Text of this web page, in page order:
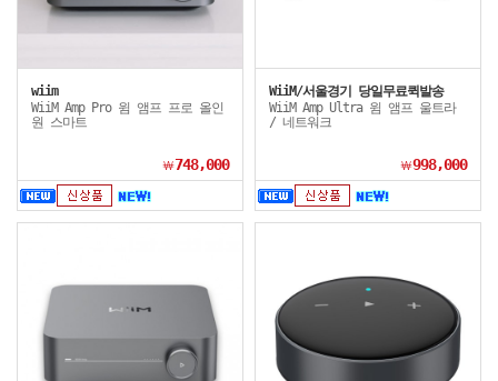
wiim
WiiM Amp Pro 윔 앰프 프로 올인
원 스마트
￦748,000
WiiM/서울경기 당일무료퀵발송
WiiM Amp Ultra 윔 앰프 울트라
/ 네트워크
￦998,000